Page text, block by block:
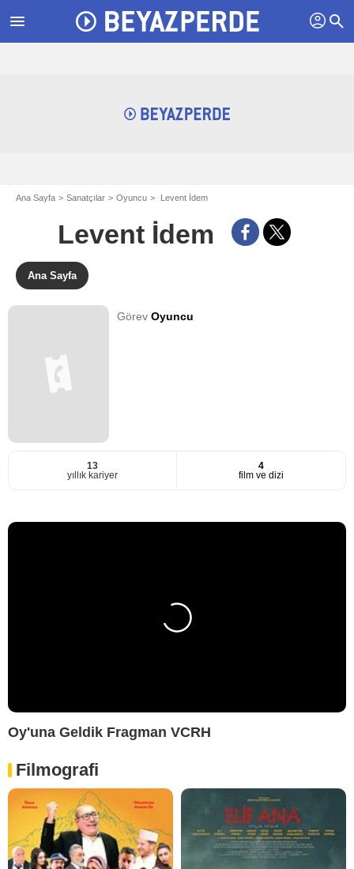
menu profil search
Ana Sayfa Sanatçılar Oyuncu Levent İdem
Levent İdem
Ana Sayfa
GörevOyuncu
13
yıllık kariyer
4
film ve dizi
Oy'una Geldik Fragman VCRH
Filmografi